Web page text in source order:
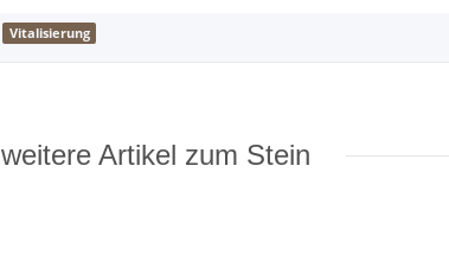
Vitalisierung
weitere Artikel zum Stein